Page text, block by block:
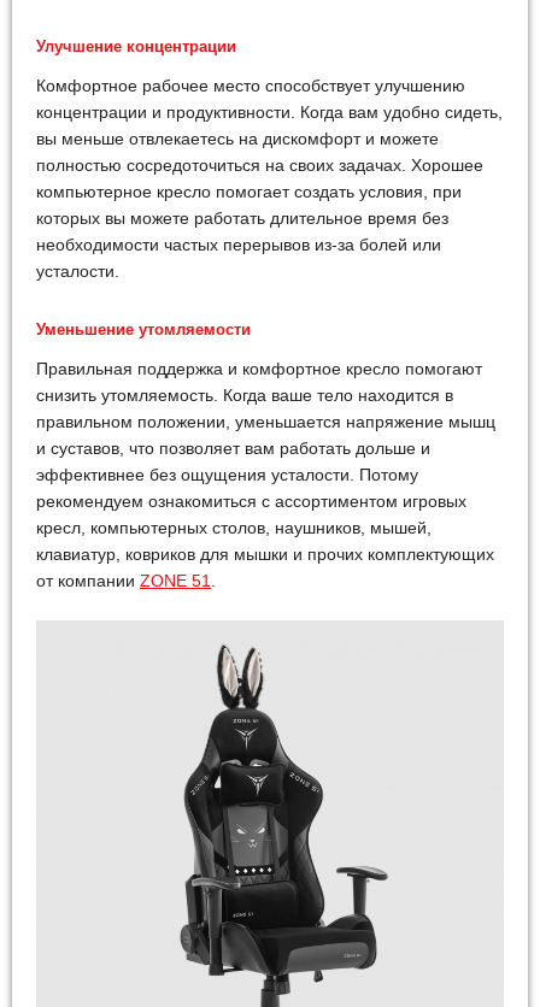
Улучшение концентрации
Комфортное рабочее место способствует улучшению
концентрации и продуктивности. Когда вам удобно сидеть,
вы меньше отвлекаетесь на дискомфорт и можете
полностью сосредоточиться на своих задачах. Хорошее
компьютерное кресло помогает создать условия, при
которых вы можете работать длительное время без
необходимости частых перерывов из-за болей или
усталости.
Уменьшение утомляемости
Правильная поддержка и комфортное кресло помогают
снизить утомляемость. Когда ваше тело находится в
правильном положении, уменьшается напряжение мышц
и суставов, что позволяет вам работать дольше и
эффективнее без ощущения усталости. Потому
рекомендуем ознакомиться с ассортиментом игровых
кресл, компьютерных столов, наушников, мышей,
клавиатур, ковриков для мышки и прочих комплектующих
от компании ZONE 51